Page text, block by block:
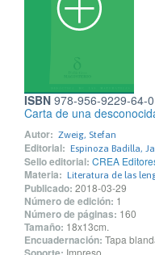
ISBN 978-956-9229-64-0
Carta de una
Autor: Zweig, Stefan
Editorial: Espinoza Badilla,
Sello editorial: CREA
Materia: Literatura de las
Publicado: 2018-03-29
Número de edición: 1
Número de páginas: 160
Tamaño: 18x13cm.
Encuadernación: Tapa
Impreso